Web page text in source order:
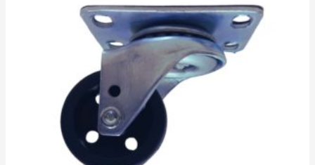
variantes.
As
opções
podem
ser
escolhidas
página
do
produto